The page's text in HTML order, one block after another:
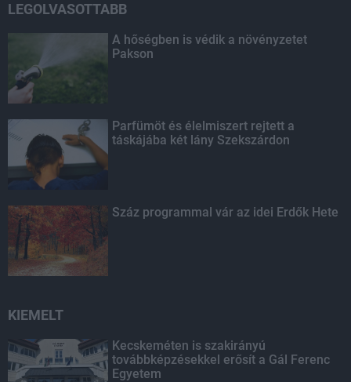
LEGOLVASOTTABB
A hőségben is védik a növényzetet
Pakson
Parfümöt és élelmiszert rejtett a
táskájába két lány Szekszárdon
Száz programmal vár az idei Erdők Hete
KIEMELT
Kecskeméten is szakirányú
továbbképzésekkel erősít a Gál Ferenc
Egyetem